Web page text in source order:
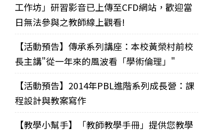
工作坊」研習影音已上傳至CFD網站，歡迎當
日無法參與之教師線上觀看!
【活動預告】傳承系列講座：本校黃榮村前校
長主講"從一年來的風波看「學術倫理」"
【活動預告】2014年PBL進階系列成長營：課
程設計與教案寫作
【教學小幫手】「教師教學手冊」提供您教學